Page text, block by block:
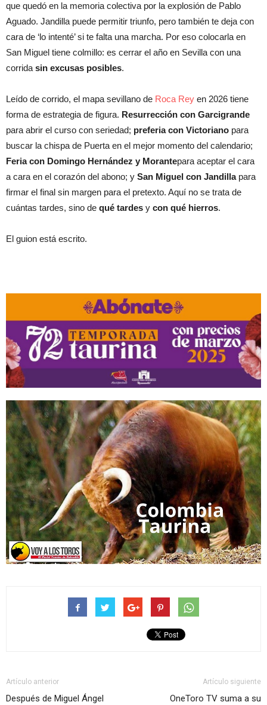
que quedó en la memoria colectiva por la explosión de Pablo
Aguado. Jandilla puede permitir triunfo, pero también te deja con
cara de ‘lo intenté’ si te falta una marcha. Por eso colocarla en
San Miguel tiene colmillo: es cerrar el año en Sevilla con una
corrida sin excusas posibles.
Leído de corrido, el mapa sevillano de Roca Rey en 2026 tiene
forma de estrategia de figura. Resurrección con Garcigrande
para abrir el curso con seriedad; preferia con Victoriano para
buscar la chispa de Puerta en el mejor momento del calendario;
Feria con Domingo Hernández y Morantepara aceptar el cara
a cara en el corazón del abono; y San Miguel con Jandillapara
firmar el final sin margen para el pretexto. Aquí no se trata de
cuántas tardes, sino de qué tardes y con qué hierros.
El guion está escrito.
Artículo anterior
Después de Miguel Ángel
Artículo siguiente
OneToro TV suma a su